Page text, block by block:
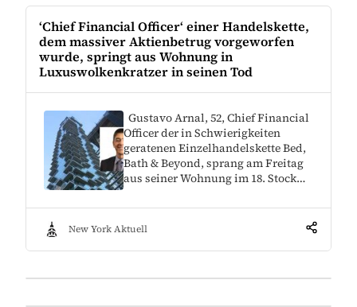
‘Chief Financial Officer‘ einer Handelskette,
dem massiver Aktienbetrug vorgeworfen
wurde, springt aus Wohnung in
Luxuswolkenkratzer in seinen Tod
Gustavo Arnal, 52, Chief Financial
Officer der in Schwierigkeiten
geratenen Einzelhandelskette Bed,
Bath & Beyond, sprang am Freitag
aus seiner Wohnung im 18. Stock…
New York Aktuell